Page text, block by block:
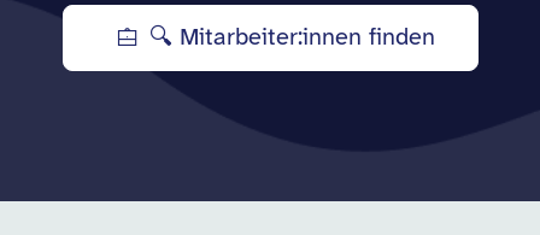
🔍 Mitarbeiter:innen finden